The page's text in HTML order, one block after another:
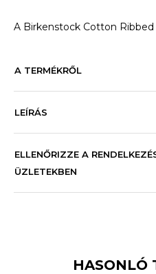
A Birkenstock Cotton Ribbed
A TERMÉKRŐL
LEÍRÁS
ELLENŐRIZZE A
ÜZLETEKBEN
HASONLÓ